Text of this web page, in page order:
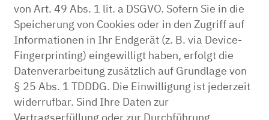
von Art. 49 Abs. 1 lit. a DSGVO. Sofern Sie in die
Speicherung von Cookies oder in den Zugriff auf
Informationen in Ihr Endgerät (z. B. via Device-
Fingerprinting) eingewilligt haben, erfolgt die
Datenverarbeitung zusätzlich auf Grundlage von
§ 25 Abs. 1 TDDDG. Die Einwilligung ist jederzeit
widerrufbar. Sind Ihre Daten zur